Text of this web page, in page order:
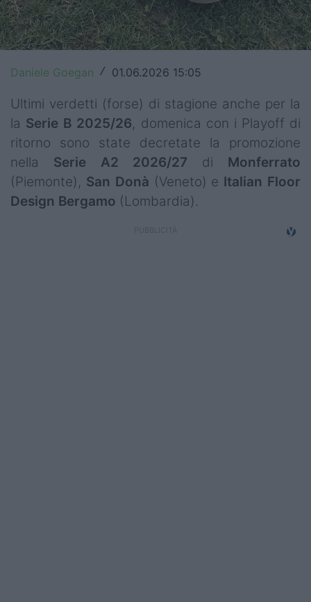
Super Rugby
Rugby in TV
Mercato
Serie A Elite
Campionati
Serie A
Serie B
Daniele Goegan / 01.06.2026 15:05
Ultimi verdetti (forse) di stagione anche per la
la Serie B 2025/26, domenica con i Playoff di
ritorno sono state decretate la promozione
nella Serie A2 2026/27 di Monferrato
(Piemonte), San Donà (Veneto) e Italian Floor
Design Bergamo (Lombardia).